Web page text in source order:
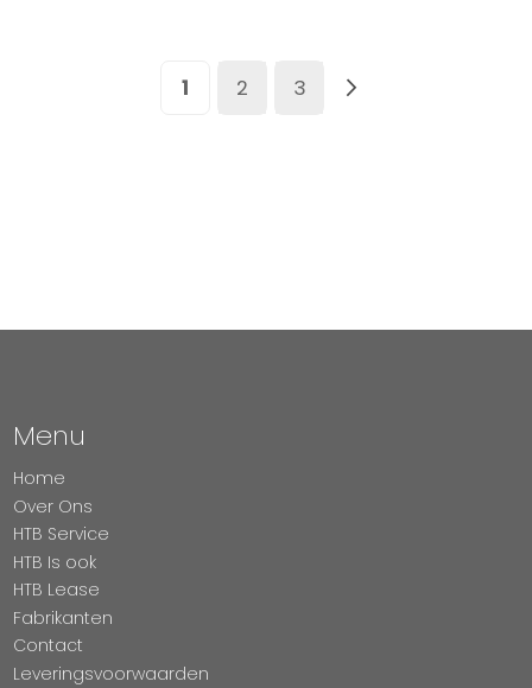
U lees momenteel pagina
1 Pagina
2 Pagina
3
Menu
Home
Over Ons
HTB Service
HTB Is ook
HTB Lease
Fabrikanten
Contact
Leveringsvoorwaarden